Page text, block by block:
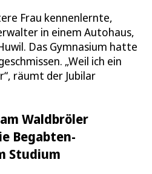
Frau kennenlernte,
in einem Autohaus,
Das Gymnasium hatte
„Weil ich ein
räumt der Jubilar
Waldbröler
Begabten-
Studium